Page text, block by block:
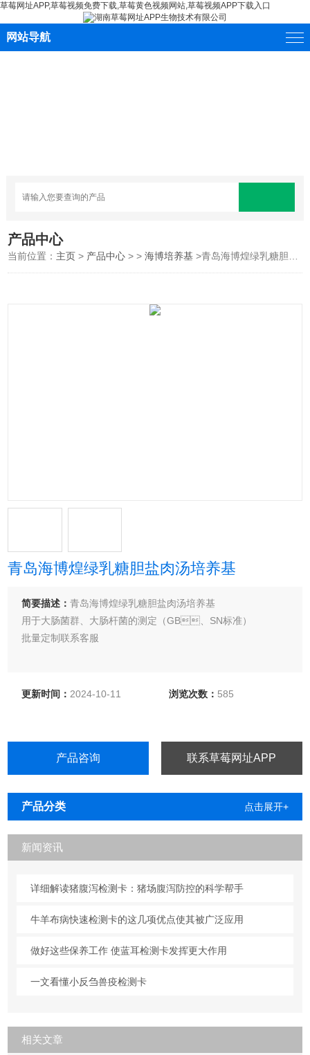
草莓网址APP,草莓视频免费下载,草莓黄色视频网站,草莓视频APP下载入口
网站导航
产品中心
当前位置： 主页 > 产品中心 > >海博培养基 >青岛海博煌绿乳糖胆盐肉汤培养基
青岛海博煌绿乳糖胆盐肉汤培养基
简要描述：青岛海博煌绿乳糖胆盐肉汤培养基
用于大肠菌群、大肠杆菌的测定（GB、SN标准）
批量定制联系客服
更新时间： 2024-10-11 浏览次数： 585
产品咨询 联系草莓网址APP
产品分类 点击展开+
新闻资讯
详细解读猪腹泻检测卡：猪场腹泻防控的科学帮手
牛羊布病快速检测卡的这几项优点使其被广泛应用
做好这些保养工作 使蓝耳检测卡发挥更大作用
一文看懂小反刍兽疫检测卡
相关文章